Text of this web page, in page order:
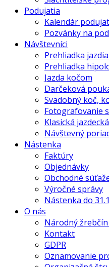
Podujatia
Kalendár
Pozvánky na
Návštevníci
Prehliadka
Prehliadka
Jazda kočom
Darčeková
Svadobný koč,
Fotografovanie
Klasická
Návštevný
Nástenka
Faktúry
Objednávky
Obchodné
Výročné správy
Nástenka do
O nás
Národný
Kontakt
GDPR
Oznamovanie